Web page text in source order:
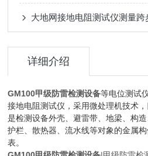
大地网接地电阻测试仪测量
详细介绍
GM100甲级防雷检测设备等电位测试
接地电阻测试仪，采用微处理机技术
是检测设备外壳、避雷带、地梁、构
护栏、散热器、流水线等对象的金属
表。